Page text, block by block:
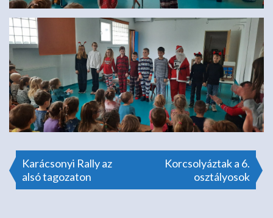
Bejegyzés
Karácsonyi Rally az
alsó tagozaton
Korcsolyáztak a 6.
osztályosok